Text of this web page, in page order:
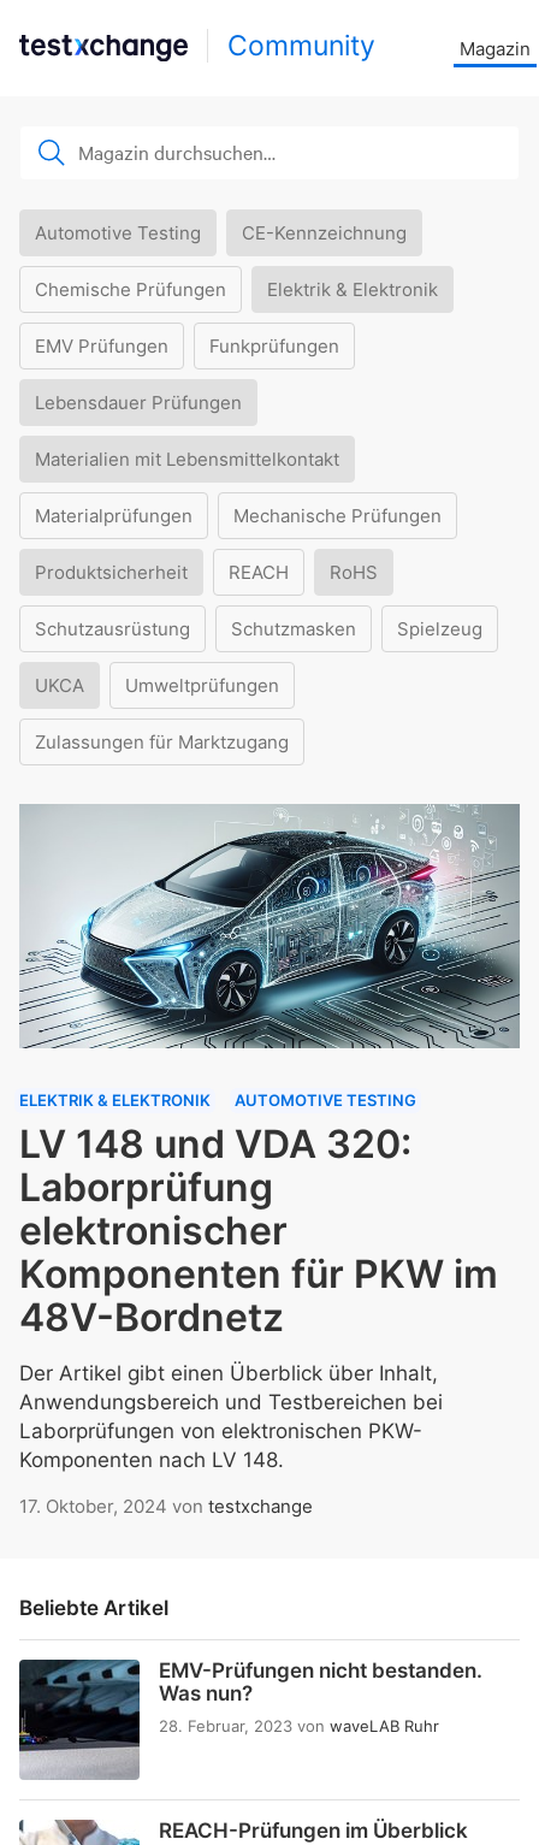
Community Magazin
Automotive Testing CE-Kennzeichnung
Chemische Prüfungen Elektrik & Elektronik
EMV Prüfungen Funkprüfungen
Lebensdauer Prüfungen
Materialien mit Lebensmittelkontakt
Materialprüfungen Mechanische Prüfungen
Produktsicherheit REACH RoHS
Schutzausrüstung Schutzmasken Spielzeug
UKCA Umweltprüfungen
Zulassungen für Marktzugang
ELEKTRIK & ELEKTRONIK AUTOMOTIVE TESTING
LV 148 und VDA 320:
Laborprüfung
elektronischer
Komponenten für PKW im
48V-Bordnetz
Der Artikel gibt einen Überblick über Inhalt,
Anwendungsbereich und Testbereichen bei
Laborprüfungen von elektronischen PKW-
Komponenten nach LV 148.
17. Oktober, 2024 von testxchange
Beliebte Artikel
EMV-Prüfungen nicht bestanden.
Was nun?
28. Februar, 2023 von waveLAB Ruhr
REACH-Prüfungen im Überblick